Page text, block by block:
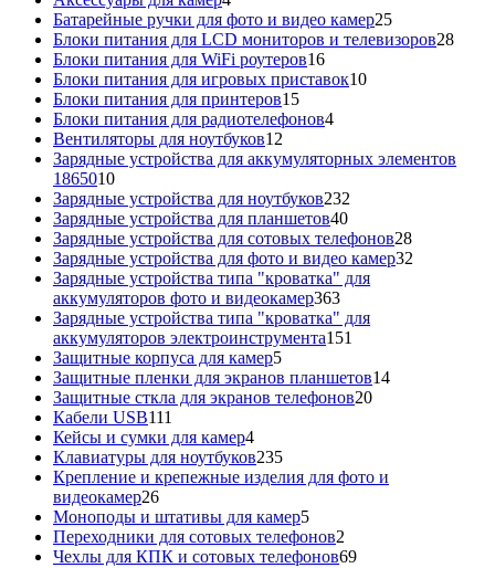
товара
Батарейные ручки для фото и видео камер2525
товаров
Блоки питания для LCD мониторов и телевизоров2828
Блоки питания для WiFi роутеров1616
товаров
Блоки питания для игровых приставок1010
Блоки питания для принтеров1515
товаров
Блоки питания для радиотелефонов44
Вентиляторы для ноутбуков12
товаров
Зарядные устройства для аккумуляторных элементов
186501010
товаров
Зарядные устройства для ноутбуков232
Зарядные устройства для планшетов4040
товаров
Зарядные устройства для сотовых телефонов2828
товаров
Зарядные устройства для фото и видео камер32
Зарядные устройства типа "кроватка" для
аккумуляторов фото и видеокамер363363
товара
Зарядные устройства типа "кроватка" для
аккумуляторов электроинструмента151
Защитные корпуса для камер55
товаров
Защитные пленки для экранов планшетов1414
Защитные сткла для экранов телефонов2020
Кабели USB111
товаров
Кейсы и сумки для камер44
товара
Клавиатуры для ноутбуков235235
товаров
Крепление и крепежные изделия для фото и
видеокамер2626
товаров
Моноподы и штативы для камер55
товаров
Переходники для сотовых телефонов2
товара
Чехлы для КПК и сотовых телефонов6969